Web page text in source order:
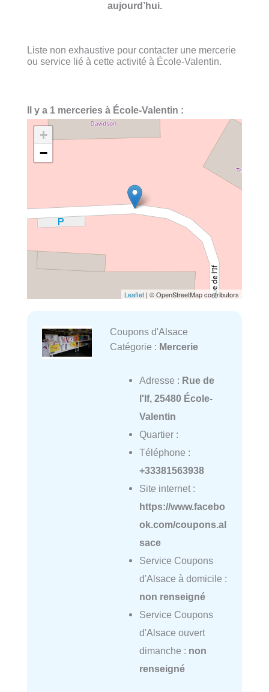
aujourd’hui.
Liste non exhaustive pour contacter une mercerie
ou service lié à cette activité à École-Valentin.
Il y a 1 merceries à École-Valentin :
+
−
Leaflet | © OpenStreetMap contributors
Coupons d'Alsace
Catégorie : Mercerie
Adresse : Rue de
l'If, 25480 École-
Valentin
Quartier :
Téléphone :
+33381563938
Site internet :
https://www.facebo
ok.com/coupons.al
sace
Service Coupons
d'Alsace à domicile :
non renseigné
Service Coupons
d'Alsace ouvert
dimanche : non
renseigné